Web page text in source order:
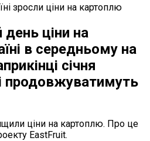
зросли ціни на картоплю
день ціни на
в середньому на
січня
продовжуватимуть
ціни на картоплю. Про це
EastFruit.